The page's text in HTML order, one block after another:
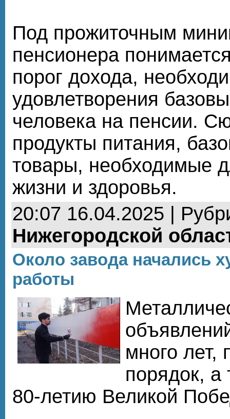
Под прожиточным
пенсионера
порог дохода,
удовлетворения
человека на пенсии.
продукты питания,
товары, необходимые
жизни и здоровья.
20:07 16.04.2025 |
Нижегородской
Около завода начались
работы
много лет,
порядок, а
80-летию Великой